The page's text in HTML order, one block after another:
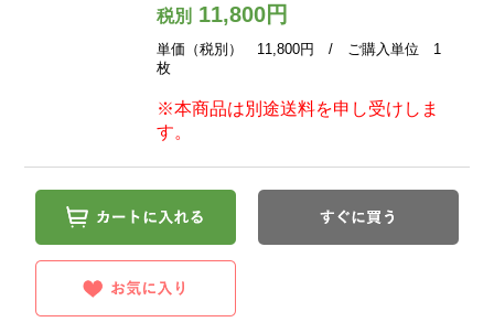
税別11,800円
単価（税別） 11,800円 / ご購入単位 1
枚
※本商品は別途送料を申し受けしま
す。